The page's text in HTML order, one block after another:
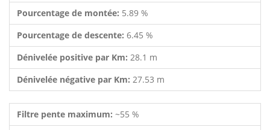
Pourcentage de montée: 5.89 %
Pourcentage de descente: 6.45 %
Dénivelée positive par Km: 28.1 m
Dénivelée négative par Km: 27.53 m
Filtre pente maximum: ~55 %